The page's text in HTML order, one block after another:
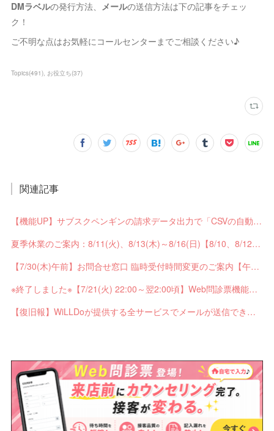
DMラベルの発行方法、 メールの送信方法は下の記事をチェッ
ク！
ご不明な点はお気軽にコールセンターまでご相談ください♪
Topics(491) お役立ち(37)
関連記事
【機能UP】サブスクペンギンの請求データ出力で「CSVの自動分割出力」と「出力ステータスの確認」ができるようになりました！
夏季休業のご案内：8/11(火)、8/13(木)～8/16(日)【8/10、8/12は通常営業】
【7/30(木)午前】お問合せ窓口 臨時受付時間変更のご案内【午前の受付9：30～10:59】
※終了しました※【7/21(火) 22:00～翌2:00頃】Web問診票機能がご利用できません【ペンギンカルテ大型メンテナンス】
【復旧報】WiLLDoが提供する全サービスでメールが送信できない不具合が発生していました